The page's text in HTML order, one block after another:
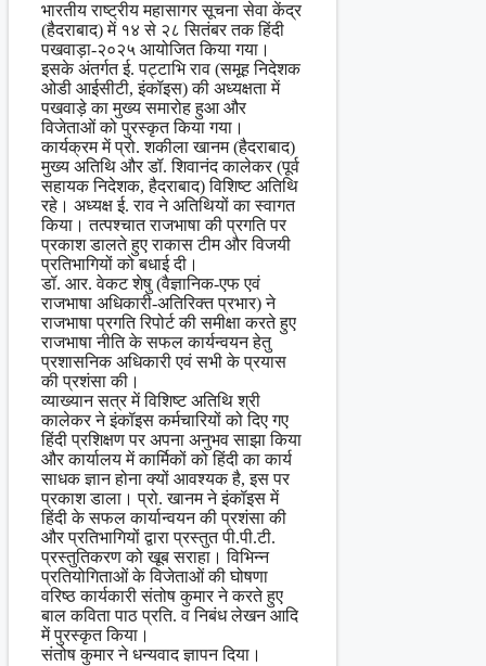
भारतीय राष्ट्रीय महासागर सूचना सेवा केंद्र
(हैदराबाद) में १४ से २८ सितंबर तक हिंदी
पखवाड़ा-२०२५ आयोजित किया गया।
इसके अंतर्गत ई. पट्टाभि राव (समूह निदेशक
ओडी आईसीटी, इंकॉइस) की अध्यक्षता में
पखवाड़े का मुख्य समारोह हुआ और
विजेताओं को पुरस्कृत किया गया।
कार्यक्रम में प्रो. शकीला खानम (हैदराबाद)
मुख्य अतिथि और डॉ. शिवानंद कालेकर (पूर्व
सहायक निदेशक, हैदराबाद) विशिष्ट अतिथि
रहे। अध्यक्ष ई. राव ने अतिथियों का स्वागत
किया। तत्पश्चात राजभाषा की प्रगति पर
प्रकाश डालते हुए राकास टीम और विजयी
प्रतिभागियों को बधाई दी।
डॉ. आर. वेकट शेषु (वैज्ञानिक-एफ एवं
राजभाषा अधिकारी-अतिरिक्त प्रभार) ने
राजभाषा प्रगति रिपोर्ट की समीक्षा करते हुए
राजभाषा नीति के सफल कार्यन्वयन हेतु
प्रशासनिक अधिकारी एवं सभी के प्रयास
की प्रशंसा की।
व्याख्यान सत्र में विशिष्ट अतिथि श्री
कालेकर ने इंकॉइस कर्मचारियों को दिए गए
हिंदी प्रशिक्षण पर अपना अनुभव साझा किया
और कार्यालय में कार्मिकों को हिंदी का कार्य
साधक ज्ञान होना क्यों आवश्यक है, इस पर
प्रकाश डाला। प्रो. खानम ने इंकॉइस में
हिंदी के सफल कार्यान्वयन की प्रशंसा की
और प्रतिभागियों द्वारा प्रस्तुत पी.पी.टी.
प्रस्तुतिकरण को खूब सराहा। विभिन्न
प्रतियोगिताओं के विजेताओं की घोषणा
वरिष्ठ कार्यकारी संतोष कुमार ने करते हुए
बाल कविता पाठ प्रति. व निबंध लेखन आदि
में पुरस्कृत किया।
संतोष कुमार ने धन्यवाद ज्ञापन दिया।